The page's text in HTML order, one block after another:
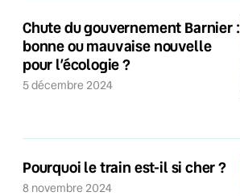
Chute du gouvernement Barnier :
bonne ou mauvaise nouvelle
pour l’écologie ?
5 décembre 2024
Pourquoi le train est-il si cher ?
8 novembre 2024